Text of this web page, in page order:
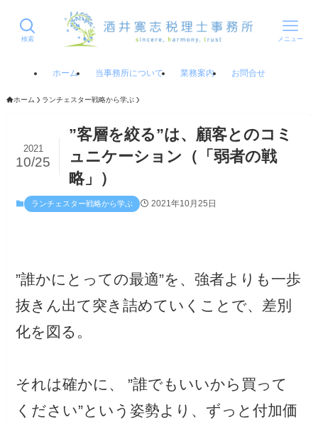
検索 メニュー
ホーム 当事務所について 業務案内 お問合せ
ホーム ランチェスター戦略から学ぶ
”客層を絞る”は、顧客とのコミ
ュニケーション（「弱者の戦
略」）
2021
10/25
ランチェスター戦略から学ぶ 2021年10月25日
”誰かにとっての最適”を、強者よりも一歩
抜きん出て突き詰めていくことで、差別
化を図る。
それは確かに、 ”誰でもいいから買って
ください”という姿勢より、ずっと付加価